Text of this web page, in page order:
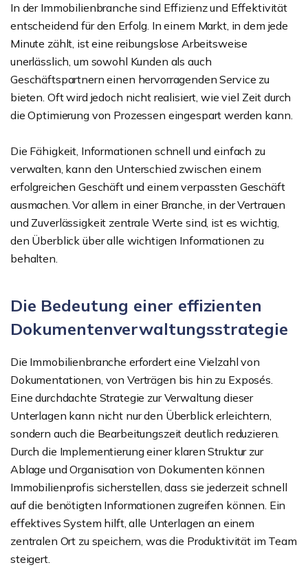
In der Immobilienbranche sind Effizienz und Effektivität
entscheidend für den Erfolg. In einem Markt, in dem jede
Minute zählt, ist eine reibungslose Arbeitsweise
unerlässlich, um sowohl Kunden als auch
Geschäftspartnern einen hervorragenden Service zu
bieten. Oft wird jedoch nicht realisiert, wie viel Zeit durch
die Optimierung von Prozessen eingespart werden kann.
Die Fähigkeit, Informationen schnell und einfach zu
verwalten, kann den Unterschied zwischen einem
erfolgreichen Geschäft und einem verpassten Geschäft
ausmachen. Vor allem in einer Branche, in der Vertrauen
und Zuverlässigkeit zentrale Werte sind, ist es wichtig,
den Überblick über alle wichtigen Informationen zu
behalten.
Die Bedeutung einer effizienten
Dokumentenverwaltungsstrategie
Die Immobilienbranche erfordert eine Vielzahl von
Dokumentationen, von Verträgen bis hin zu Exposés.
Eine durchdachte Strategie zur Verwaltung dieser
Unterlagen kann nicht nur den Überblick erleichtern,
sondern auch die Bearbeitungszeit deutlich reduzieren.
Durch die Implementierung einer klaren Struktur zur
Ablage und Organisation von Dokumenten können
Immobilienprofis sicherstellen, dass sie jederzeit schnell
auf die benötigten Informationen zugreifen können. Ein
effektives System hilft, alle Unterlagen an einem
zentralen Ort zu speichern, was die Produktivität im Team
steigert.